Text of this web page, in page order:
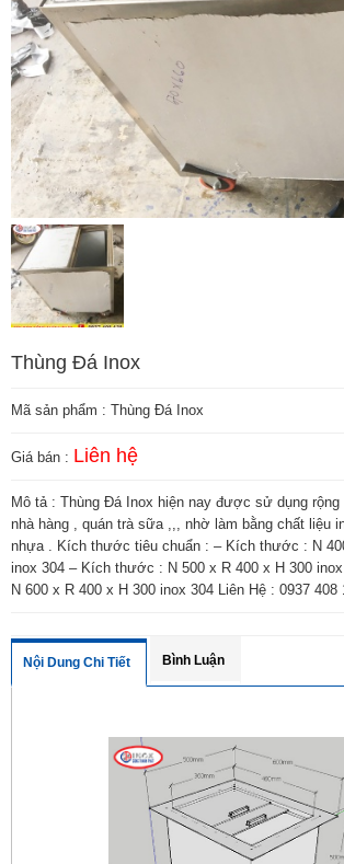
Thùng Đá Inox
Mã sản phẩm : Thùng Đá Inox
Giá bán : Liên hệ
Mô tả : Thùng Đá Inox hiện nay được sử dụng rộng
nhà hàng , quán trà sữa ,,, nhờ làm bằng chất liệu
nhựa . Kích thước tiêu chuẩn : – Kích thước : N
inox 304 – Kích thước : N 500 x R 400 x H 300
N 600 x R 400 x H 300 inox 304 Liên Hệ : 0937 408
Nội Dung Chi Tiết Bình Luận